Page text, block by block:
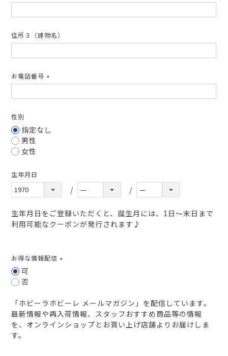
須)
住所３（建物名）
お電話番号
須)
性別
指定なし
男性
女性
生年月日
生年月日をご登録いただくと、誕生月には、1日～末日まで
利用可能なクーポンが発行されます♪
お得な情報配信
可
否
「ホビーラホビーレ メールマガジン」を配信しています。
最新情報や再入荷情報、スタッフおすすめ商品等の情報
を、オンラインショップとお買い上げ店舗よりお届けしま
す。